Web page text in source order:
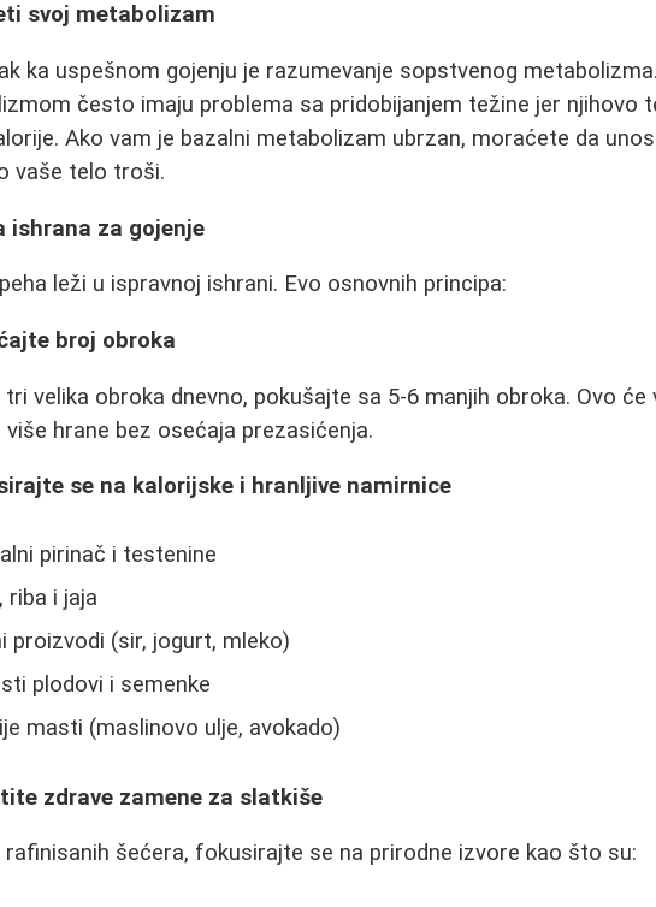
svoj metabolizam
ka uspešnom gojenju je razumevanje sopstvenog
često imaju problema sa pridobijanjem težine jer njihovo
Ako vam je bazalni metabolizam ubrzan, moraćete da
vaše telo troši.
ishrana za gojenje
leži u ispravnoj ishrani. Evo osnovnih principa:
broj obroka
velika obroka dnevno, pokušajte sa 5-6 manjih obroka. Ovo
više hrane bez osećaja prezasićenja.
se na kalorijske i hranljive namirnice
pirinač i testenine
riba i jaja
proizvodi (sir, jogurt, mleko)
plodovi i semenke
masti (maslinovo ulje, avokado)
zdrave zamene za slatkiše
rafinisanih šećera, fokusirajte se na prirodne izvore kao što su: